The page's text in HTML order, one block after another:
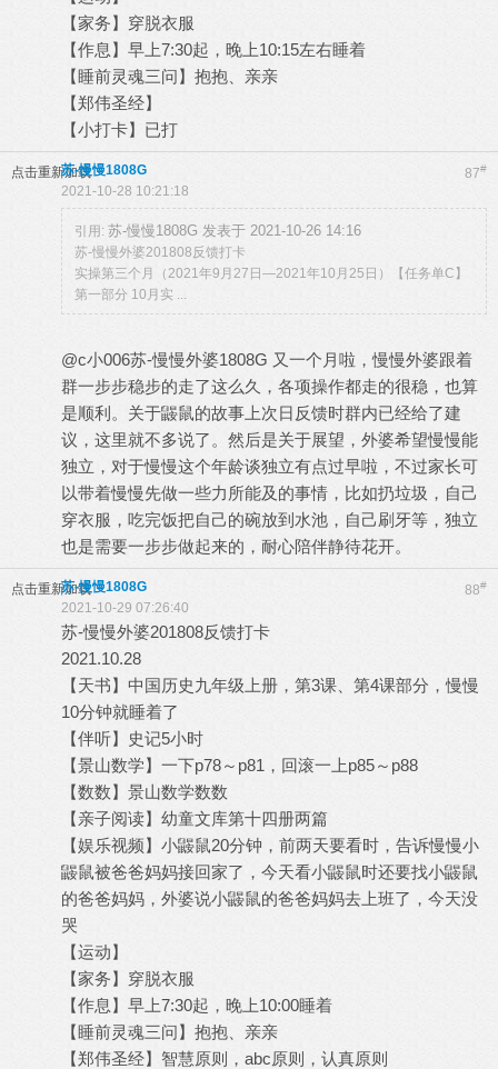
【家务】穿脱衣服
【作息】早上7:30起，晚上10:15左右睡着
【睡前灵魂三问】抱抱、亲亲
【郑伟圣经】
【小打卡】已打
点击重新加载 87#
苏-慢慢1808G
2021-10-28 10:21:18
引用: 苏-慢慢1808G 发表于 2021-10-26 14:16
苏-慢慢外婆201808反馈打卡
实操第三个月（2021年9月27日—2021年10月25日）【任务单C】
第一部分 10月实 ...
@c小006苏-慢慢外婆1808G 又一个月啦，慢慢外婆跟着
群一步步稳步的走了这么久，各项操作都走的很稳，也算
是顺利。关于鼹鼠的故事上次日反馈时群内已经给了建
议，这里就不多说了。然后是关于展望，外婆希望慢慢能
独立，对于慢慢这个年龄谈独立有点过早啦，不过家长可
以带着慢慢先做一些力所能及的事情，比如扔垃圾，自己
穿衣服，吃完饭把自己的碗放到水池，自己刷牙等，独立
也是需要一步步做起来的，耐心陪伴静待花开。
点击重新加载 88#
苏-慢慢1808G
2021-10-29 07:26:40
苏-慢慢外婆201808反馈打卡
2021.10.28
【天书】中国历史九年级上册，第3课、第4课部分，慢慢
10分钟就睡着了
【伴听】史记5小时
【景山数学】一下p78～p81，回滚一上p85～p88
【数数】景山数学数数
【亲子阅读】幼童文库第十四册两篇
【娱乐视频】小鼹鼠20分钟，前两天要看时，告诉慢慢小
鼹鼠被爸爸妈妈接回家了，今天看小鼹鼠时还要找小鼹鼠
的爸爸妈妈，外婆说小鼹鼠的爸爸妈妈去上班了，今天没
哭
【运动】
【家务】穿脱衣服
【作息】早上7:30起，晚上10:00睡着
【睡前灵魂三问】抱抱、亲亲
【郑伟圣经】智慧原则，abc原则，认真原则